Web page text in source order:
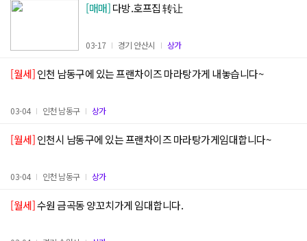
[매매]다방.호프집 转让
03-17 경기 안산시 상가
[월세]인천 남동구에 있는 프랜차이즈 마라탕가게 내놓습니다~
03-04 인천 남동구 상가
[월세]인천시 남동구에 있는 프랜차이즈 마라탕가게임대합니다~
03-04 인천 남동구 상가
[월세]수원 금곡동 양꼬치가게 임대합니다.